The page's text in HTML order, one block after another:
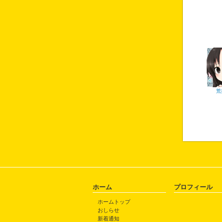
荒
ホーム
ホームトップ
おしらせ
新着通知
プロフィール